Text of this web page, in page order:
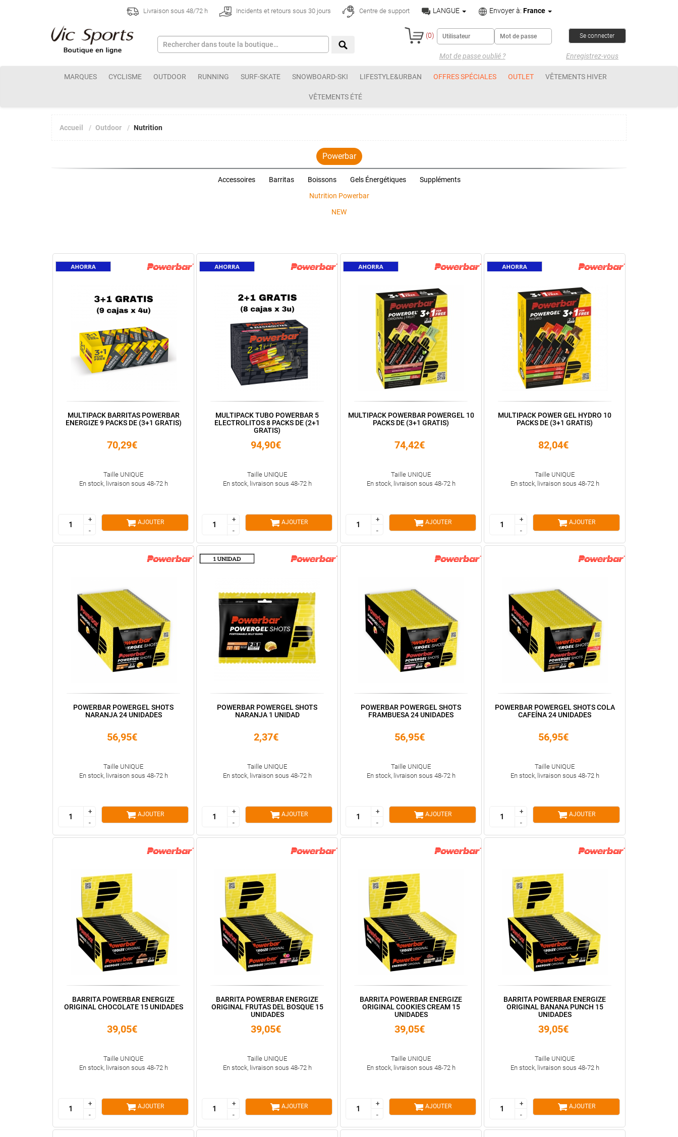
Livraison sous 48/72 h Incidents et retours sous 30 jours Centre de support LANGUE Envoyer à: France
(0)
Mot de passe oublié ? Enregistrez-vous
MARQUES CYCLISME OUTDOOR RUNNING SURF-SKATE SNOWBOARD-SKI LIFESTYLE&URBAN OFFRES SPÉCIALES OUTLET VÊTEMENTS HIVER
VÊTEMENTS ÉTÉ
Accueil Outdoor Nutrition
Powerbar
Accessoires Barritas Boissons Gels Énergétiques
Suppléments
Nutrition Powerbar
NEW
MULTIPACK BARRITAS POWERBAR
ENERGIZE 9 PACKS DE (3+1 GRATIS)
70,29€
Taille UNIQUE
En stock, livraison sous 48-72 h
+
-
+
-
AJOUTER
MULTIPACK TUBO POWERBAR 5
ELECTROLITOS 8 PACKS DE (2+1
GRATIS)
94,90€
Taille UNIQUE
En stock, livraison sous 48-72 h
+
-
+
-
AJOUTER
MULTIPACK POWERBAR POWERGEL 10
PACKS DE (3+1 GRATIS)
74,42€
Taille UNIQUE
En stock, livraison sous 48-72 h
+
-
+
-
AJOUTER
MULTIPACK POWER GEL HYDRO 10
PACKS DE (3+1 GRATIS)
82,04€
Taille UNIQUE
En stock, livraison sous 48-72 h
+
-
+
-
AJOUTER
POWERBAR POWERGEL SHOTS
NARANJA 24 UNIDADES
56,95€
Taille UNIQUE
En stock, livraison sous 48-72 h
+
-
+
-
AJOUTER
POWERBAR POWERGEL SHOTS
NARANJA 1 UNIDAD
2,37€
Taille UNIQUE
En stock, livraison sous 48-72 h
+
-
+
-
AJOUTER
POWERBAR POWERGEL SHOTS
FRAMBUESA 24 UNIDADES
56,95€
Taille UNIQUE
En stock, livraison sous 48-72 h
+
-
+
-
AJOUTER
POWERBAR POWERGEL SHOTS COLA
CAFEÍNA 24 UNIDADES
56,95€
Taille UNIQUE
En stock, livraison sous 48-72 h
+
-
+
-
AJOUTER
BARRITA POWERBAR ENERGIZE
ORIGINAL CHOCOLATE 15 UNIDADES
39,05€
Taille UNIQUE
En stock, livraison sous 48-72 h
+
-
+
-
AJOUTER
BARRITA POWERBAR ENERGIZE
ORIGINAL FRUTAS DEL BOSQUE 15
UNIDADES
39,05€
Taille UNIQUE
En stock, livraison sous 48-72 h
+
-
+
-
AJOUTER
BARRITA POWERBAR ENERGIZE
ORIGINAL COOKIES CREAM 15
UNIDADES
39,05€
Taille UNIQUE
En stock, livraison sous 48-72 h
+
-
+
-
AJOUTER
BARRITA POWERBAR ENERGIZE
ORIGINAL BANANA PUNCH 15
UNIDADES
39,05€
Taille UNIQUE
En stock, livraison sous 48-72 h
+
-
+
-
AJOUTER